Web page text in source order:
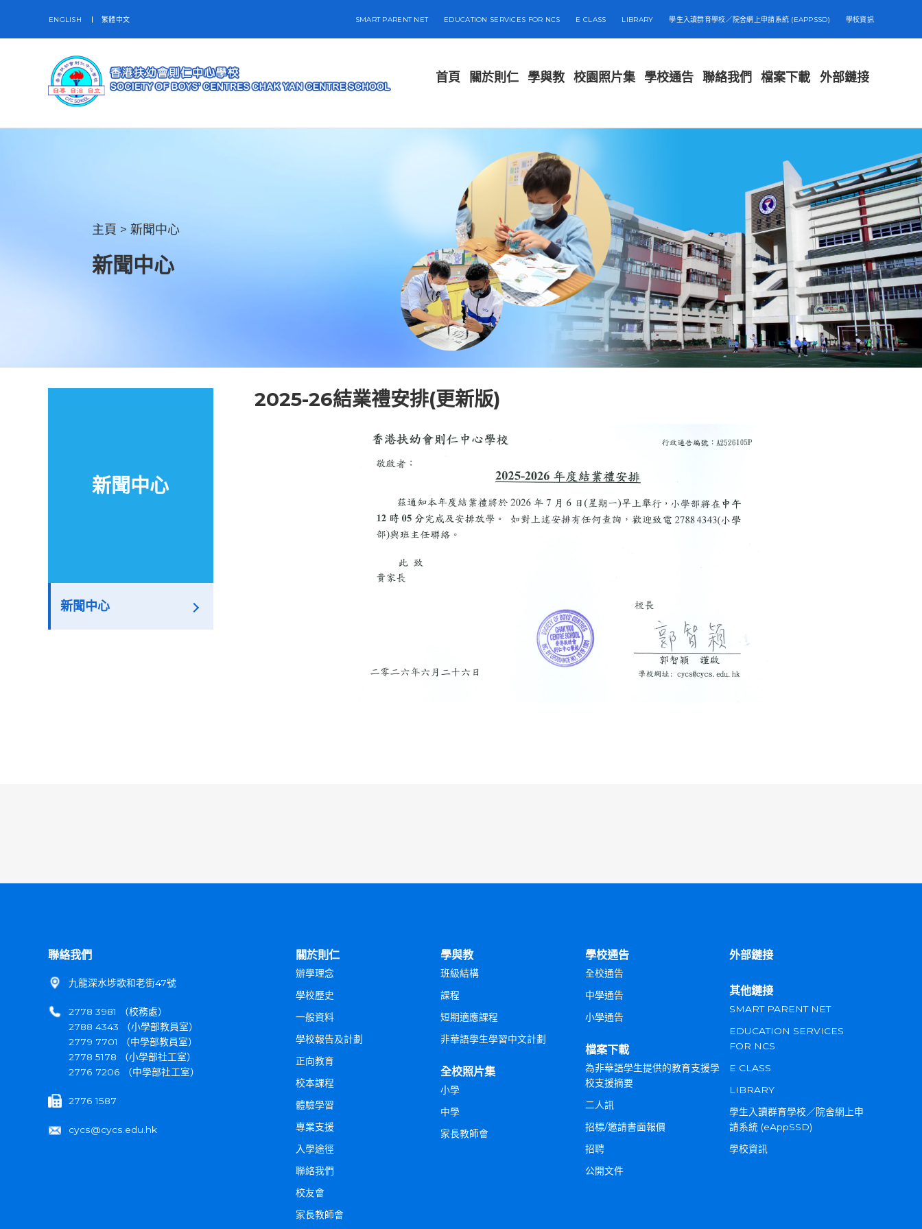
ENGLISH 繁體中文 SMART PARENT NET EDUCATION SERVICES FOR NCS E CLASS LIBRARY 學生入讀群育學校／院舍網上申請系統 (EAPPSSD) 學校資訊
首頁 關於則仁 學與教 校園照片集 學校通告 聯絡我們 檔案下載 外部鏈接
主頁 >新聞中心
新聞中心
新聞中心
新聞中心
2025-26結業禮安排(更新版)
聯絡我們
九龍深水埗歌和老街47號
2778 3981 （校務處）
2788 4343 （小學部教員室）
2779 7701 （中學部教員室）
2778 5178 （小學部社工室）
2776 7206 （中學部社工室）
2776 1587
cycs@cycs.edu.hk
關於則仁
辦學理念
學校歷史
一般資料
學校報告及計劃
正向教育
校本課程
體驗學習
專業支援
入學途徑
聯絡我們
校友會
家長教師會
學與教
班級結構
課程
短期適應課程
非華語學生學習中文計劃
全校照片集
小學
中學
家長教師會
學校通告
全校通告
中學通告
小學通告
檔案下載
為非華語學生提供的教育支援學
校支援摘要
二人訊
招標/邀請書面報價
招聘
公開文件
外部鏈接
其他鏈接
SMART PARENT NET
EDUCATION SERVICES
FOR NCS
E CLASS
LIBRARY
學生入讀群育學校／院舍網上申
請系統 (eAppSSD)
學校資訊